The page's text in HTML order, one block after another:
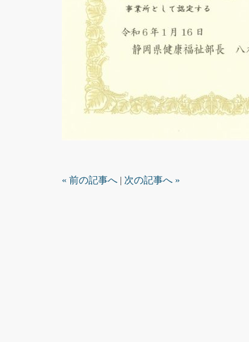
« 前の記事へ | 次の記事へ »